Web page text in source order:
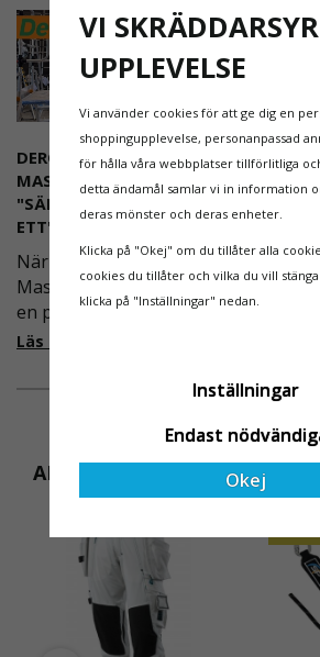
DEROME
MASKINUTHYRNING -
"SÄKERHET ÄR ALLTID PRIO
ETT"
När Derome
Maskinuthyrning behövde
en pålitlig partner inom
fallskydd och
valet på
Med daglig verksamhet på
hög höjd är det avgörande
både har rätt produkter
NYA
högst
våra
i
ändring
Sverige
ANDRA KÖPTE ÄVEN
VI
UPPLEVELSE
Vi använder cookies för att ge dig en
shoppingupplevelse, personanpassad
för hålla våra webbplatser tillförlitliga
detta ändamål samlar vi in information
deras mönster och deras enheter.
Klicka på "Okej" om du tillåter alla
cookies du tillåter och vilka du vill
klicka på "Inställningar" nedan.
Inställningar
Endast
Okej